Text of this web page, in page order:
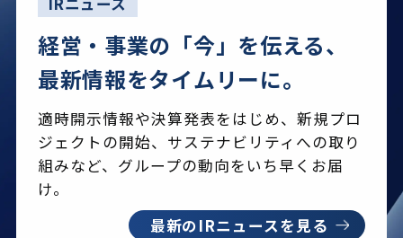
経営・事業の「今」を伝える、
最新情報をタイムリーに。
適時開示情報や決算発表をはじめ、新規プロ
ジェクトの開始、 サステナビリティへの取り
組みなど、グループの動向をいち早くお届
け。
最新のIRニュースを見る